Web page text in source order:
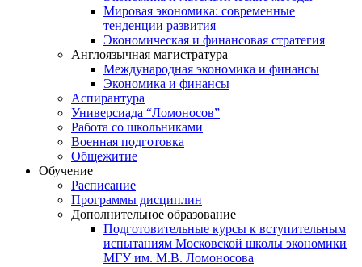
Мировая экономика: современные
тенденции развития
Экономическая и финансовая стратегия
Англоязычная магистратура
Международная экономика и финансы
Экономика и финансы
Аспирантура
Универсиада “Ломоносов”
Работа со школьниками
Военная подготовка
Общежитие
Обучение
Расписание
Программы дисциплин
Дополнительное образование
Подготовительные курсы к вступительным
испытаниям Московской школы экономики
МГУ им. М.В. Ломоносова